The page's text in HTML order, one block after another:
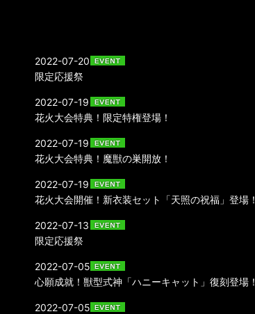
限定応援祭
2022-07-20
花火大会特典！限定特権登場！
2022-07-19
花火大会特典！魔獣の巣開放！
2022-07-19
花火大会開催！新衣装セット「天照の祝福」登場！
2022-07-19
限定応援祭
2022-07-13
心願成就！獣型式神「ハニーキャット」復刻登場！
2022-07-05
2022-07-05